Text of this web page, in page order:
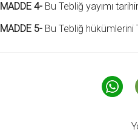
MADDE 4- Bu Tebliğ yayımı
MADDE 5- Bu Tebliğ hükümlerini